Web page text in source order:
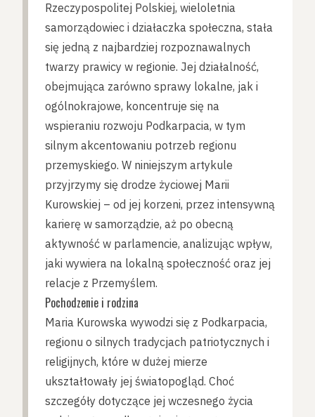
Rzeczypospolitej Polskiej, wieloletnia
samorządowiec i działaczka społeczna, stała
się jedną z najbardziej rozpoznawalnych
twarzy prawicy w regionie. Jej działalność,
obejmująca zarówno sprawy lokalne, jak i
ogólnokrajowe, koncentruje się na
wspieraniu rozwoju Podkarpacia, w tym
silnym akcentowaniu potrzeb regionu
przemyskiego. W niniejszym artykule
przyjrzymy się drodze życiowej Marii
Kurowskiej – od jej korzeni, przez intensywną
karierę w samorządzie, aż po obecną
aktywność w parlamencie, analizując wpływ,
jaki wywiera na lokalną społeczność oraz jej
relacje z Przemyślem.
Pochodzenie i rodzina
Maria Kurowska wywodzi się z Podkarpacia,
regionu o silnych tradycjach patriotycznych i
religijnych, które w dużej mierze
ukształtowały jej światopogląd. Choć
szczegóły dotyczące jej wczesnego życia